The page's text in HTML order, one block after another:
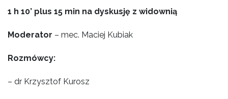
1 h 10’ plus 15 min na dyskusję z widownią
Moderator – mec. Maciej Kubiak
Rozmówcy:
– dr Krzysztof Kurosz